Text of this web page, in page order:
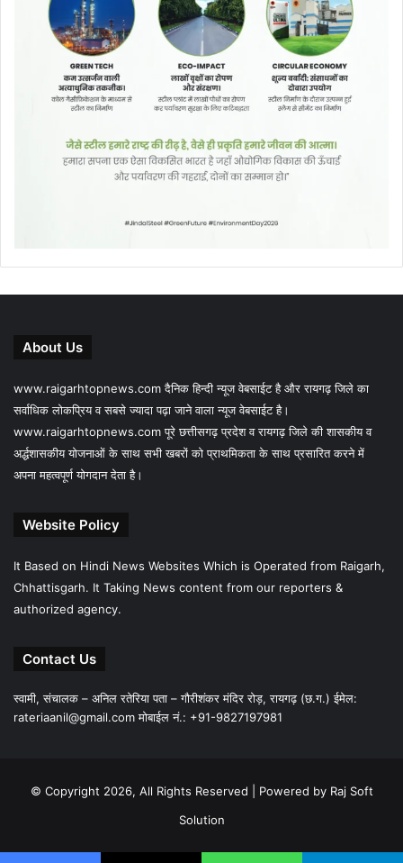
About Us
www.raigarhtopnews.com दैनिक हिन्दी न्यूज वेबसाईट है और रायगढ़ जिले का
सर्वाधिक लोकप्रिय व सबसे ज्यादा पढ़ा जाने वाला न्यूज वेबसाईट है।
www.raigarhtopnews.com पूरे छत्तीसगढ़ प्रदेश व रायगढ़ जिले की शासकीय व
अर्द्धशासकीय योजनाओं के साथ सभी खबरों को प्राथमिकता के साथ प्रसारित करने में
अपना महत्वपूर्ण योगदान देता है।
Website Policy
It Based on Hindi News Websites Which is Operated from Raigarh,
Chhattisgarh. It Taking News content from our reporters &
authorized agency.
Contact Us
स्वामी, संचालक – अनिल रतेरिया पता – गौरीशंकर मंदिर रोड़, रायगढ़ (छ.ग.) ईमेल:
rateriaanil@gmail.comमोबाईल नं.: +91-9827197981
© Copyright 2026, All Rights Reserved | Powered by Raj Soft
Solution